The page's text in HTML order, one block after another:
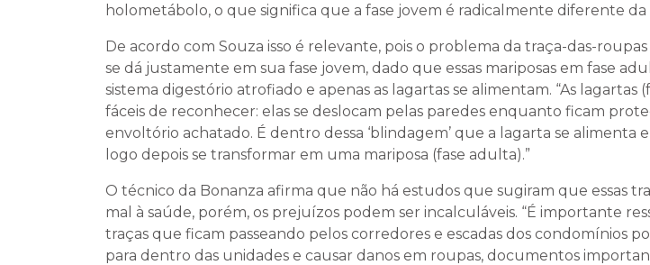
holometábolo, o que significa que a fase jovem é radicalmente diferente da
De acordo com Souza isso é relevante, pois o problema da traça-das-roupas
se dá justamente em sua fase jovem, dado que essas mariposas em fase
sistema digestório atrofiado e apenas as lagartas se alimentam. “As lagartas
fáceis de reconhecer: elas se deslocam pelas paredes enquanto ficam
envoltório achatado. É dentro dessa ‘blindagem’ que a lagarta se alimenta
logo depois se transformar em uma mariposa (fase adulta).”
O técnico da Bonanza afirma que não há estudos que sugiram que essas
mal à saúde, porém, os prejuízos podem ser incalculáveis. “É importante
traças que ficam passeando pelos corredores e escadas dos condomínios
para dentro das unidades e causar danos em roupas, documentos